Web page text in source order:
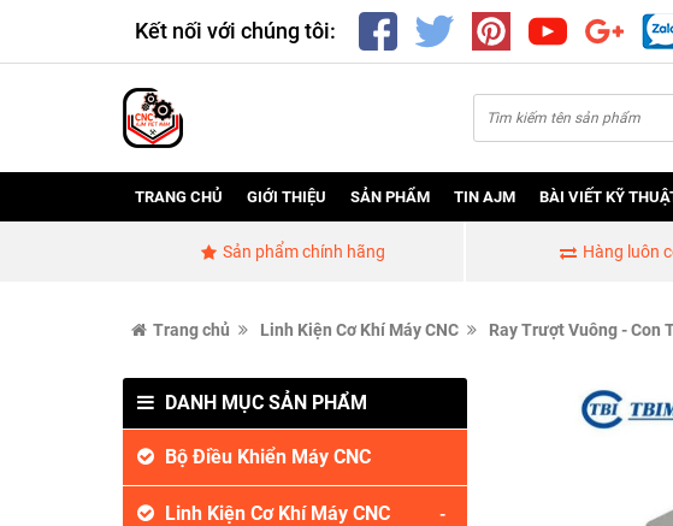
Kết nối với chúng tôi:
TRANG CHỦ GIỚI THIỆU SẢN PHẨM TIN AJM BÀI VIẾT KỸ
Sản phẩm chính hãng Hàng luôn
Trang chủ Linh Kiện Cơ Khí Máy CNC Ray Trượt Vuông - Con
DANH MỤC SẢN PHẨM
Bộ Điều Khiển Máy CNC
Linh Kiện Cơ Khí Máy CNC